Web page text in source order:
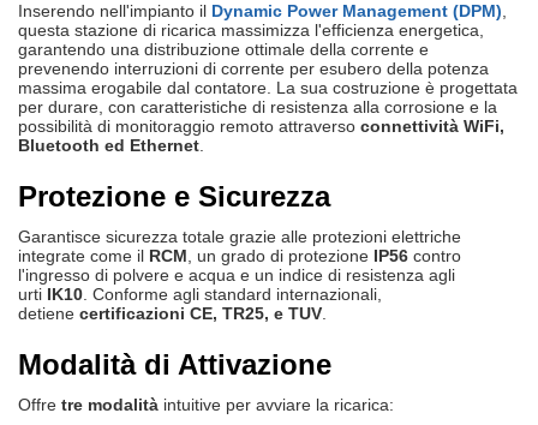
Inserendo nell'impianto il Dynamic Power Management (DPM)
questa stazione di ricarica massimizza l'efficienza energetica,
garantendo una distribuzione ottimale della corrente e
prevenendo interruzioni di corrente per esubero della potenza
massima erogabile dal contatore. La sua costruzione è progettata
per durare, con caratteristiche di resistenza alla corrosione e la
possibilità di monitoraggio remoto attraverso connettività WiFi,
Bluetooth ed Ethernet
Protezione e Sicurezza
Garantisce sicurezza totale grazie alle protezioni elettriche
integrate come il RCM , un grado di protezione IP56 contro
l'ingresso di polvere e acqua e un indice di resistenza agli
urti IK10 . Conforme agli standard internazionali,
detiene certificazioni CE, TR25, e TUV
Modalità di Attivazione
Offre tre modalità intuitive per avviare la ricarica: